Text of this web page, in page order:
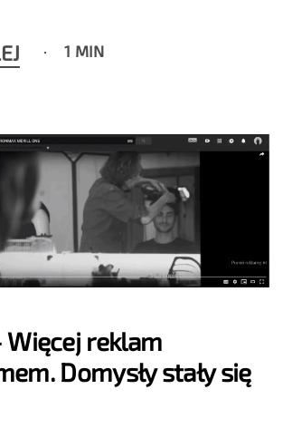
1 MIN
Więcej reklam
Domysły stały się